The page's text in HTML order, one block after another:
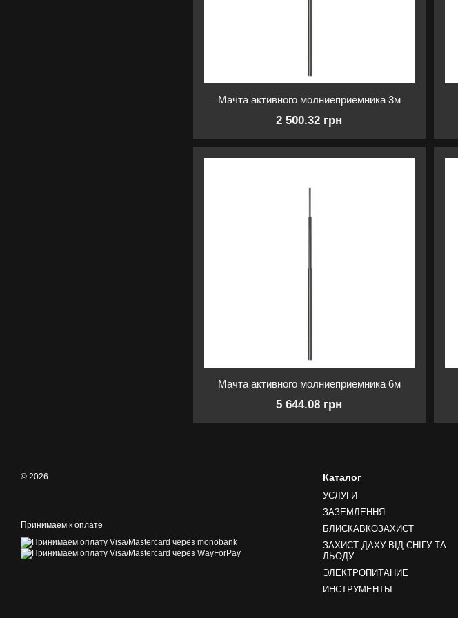
Мачта активного молниеприемника 3м
2 500.32 грн
Мачта активного молниеприемника 6м
5 644.08 грн
© 2026
Принимаем к оплате
Каталог
УСЛУГИ
ЗАЗЕМЛЕННЯ
БЛИСКАВКОЗАХИСТ
ЗАХИСТ ДАХУ ВІД СНІГУ ТА
ЛЬОДУ
ЭЛЕКТРОПИТАНИЕ
ИНСТРУМЕНТЫ